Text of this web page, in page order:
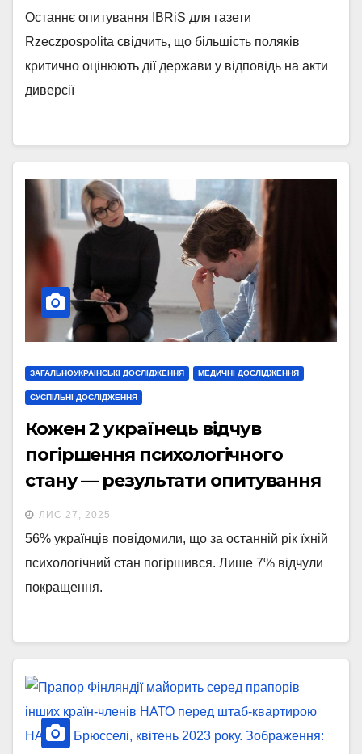
Останнє опитування IBRiS для газети
Rzeczpospolita свідчить, що більшість поляків
критично оцінюють дії держави у відповідь на акти
диверсії
ЗАГАЛЬНОУКРАЇНСЬКІ ДОСЛІДЖЕННЯ МЕДИЧНІ ДОСЛІДЖЕННЯ
СУСПІЛЬНІ ДОСЛІДЖЕННЯ
Кожен 2 українець відчув
погіршення психологічного
стану — результати опитування
Kantar та bodo
ЛИС 27, 2025
56% українців повідомили, що за останній рік їхній
психологічний стан погіршився. Лише 7% відчули
покращення.